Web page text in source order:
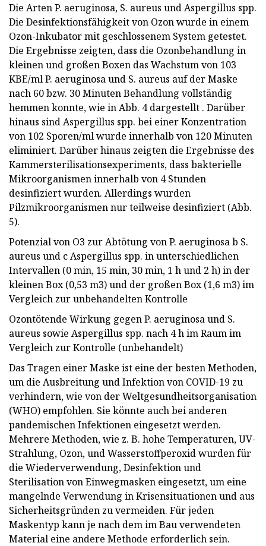
Die Arten P. aeruginosa, S. aureus und Aspergillus spp.
Die Desinfektionsfähigkeit von Ozon wurde in einem
Ozon-Inkubator mit geschlossenem System getestet.
Die Ergebnisse zeigten, dass die Ozonbehandlung in
kleinen und großen Boxen das Wachstum von 103
KBE/ml P. aeruginosa und S. aureus auf der Maske
nach 60 bzw. 30 Minuten Behandlung vollständig
hemmen konnte, wie in Abb. 4 dargestellt . Darüber
hinaus sind Aspergillus spp. bei einer Konzentration
von 102 Sporen/ml wurde innerhalb von 120 Minuten
eliminiert. Darüber hinaus zeigten die Ergebnisse des
Kammersterilisationsexperiments, dass bakterielle
Mikroorganismen innerhalb von 4 Stunden
desinfiziert wurden. Allerdings wurden
Pilzmikroorganismen nur teilweise desinfiziert (Abb.
5).
Potenzial von O3 zur Abtötung von P. aeruginosa b S.
aureus und c Aspergillus spp. in unterschiedlichen
Intervallen (0 min, 15 min, 30 min, 1 h und 2 h) in der
kleinen Box (0,53 m3) und der großen Box (1,6 m3) im
Vergleich zur unbehandelten Kontrolle
Ozontötende Wirkung gegen P. aeruginosa und S.
aureus sowie Aspergillus spp. nach 4 h im Raum im
Vergleich zur Kontrolle (unbehandelt)
Das Tragen einer Maske ist eine der besten Methoden,
um die Ausbreitung und Infektion von COVID-19 zu
verhindern, wie von der Weltgesundheitsorganisation
(WHO) empfohlen. Sie könnte auch bei anderen
pandemischen Infektionen eingesetzt werden.
Mehrere Methoden, wie z. B. hohe Temperaturen, UV-
Strahlung, Ozon, und Wasserstoffperoxid wurden für
die Wiederverwendung, Desinfektion und
Sterilisation von Einwegmasken eingesetzt, um eine
mangelnde Verwendung in Krisensituationen und aus
Sicherheitsgründen zu vermeiden. Für jeden
Maskentyp kann je nach dem im Bau verwendeten
Material eine andere Methode erforderlich sein.